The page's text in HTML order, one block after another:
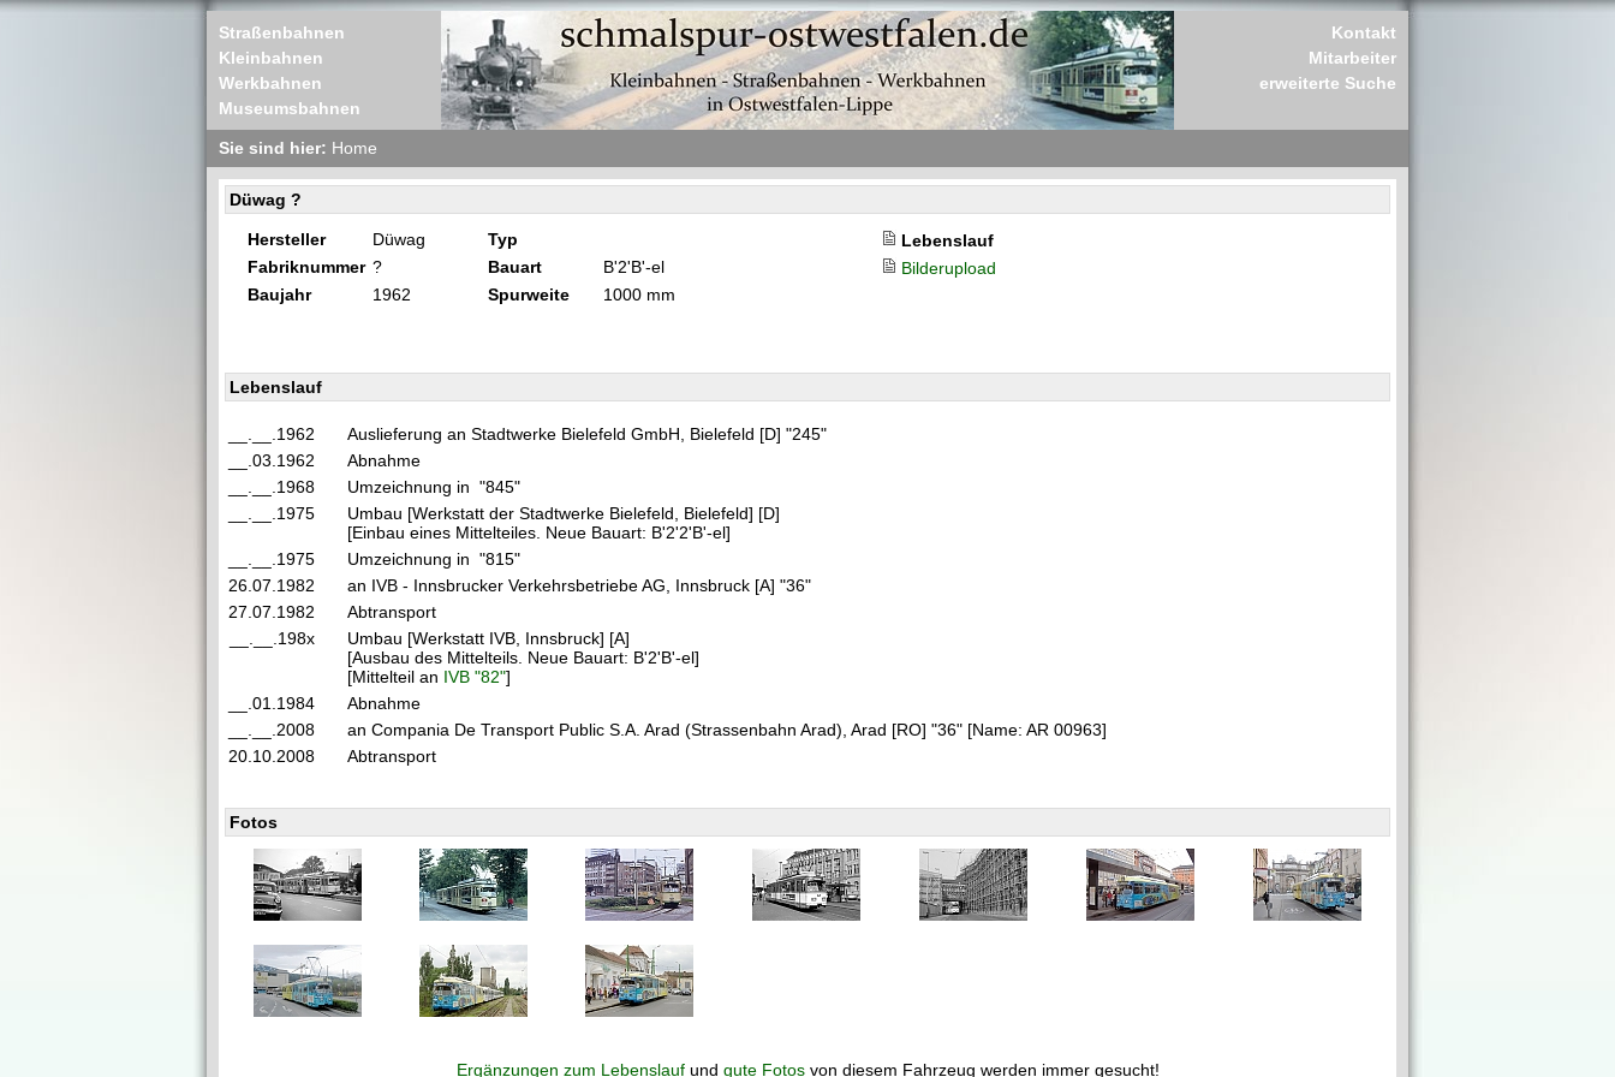
Straßenbahnen
Kleinbahnen
Werkbahnen
Museumsbahnen
Kontakt
Mitarbeiter
erweiterte Suche
Sie sind hier: Home
Düwag ?
Hersteller Düwag Typ
Lebenslauf
Fabriknummer ? Bauart B'2'B'-el
Bilderupload
Baujahr
1962 Spurweite 1000 mm
Lebenslauf
__.__.1962
Auslieferung an Stadtwerke Bielefeld GmbH, Bielefeld [D] "245"
__.03.1962
Abnahme
__.__.1968
Umzeichnung in "845"
__.__.1975
Umbau [Werkstatt der Stadtwerke Bielefeld, Bielefeld] [D]
[Einbau eines Mittelteiles. Neue Bauart: B'2'2'B'-el]
__.__.1975
Umzeichnung in "815"
26.07.1982
an IVB - Innsbrucker Verkehrsbetriebe AG, Innsbruck [A] "36"
27.07.1982
Abtransport
__.__.198x
Umbau [Werkstatt IVB, Innsbruck] [A]
[Ausbau des Mittelteils. Neue Bauart: B'2'B'-el]
[Mittelteil an IVB "82"]
__.01.1984
Abnahme
__.__.2008
an Compania De Transport Public S.A. Arad (Strassenbahn Arad), Arad [RO] "36" [Name: AR 00963]
20.10.2008
Abtransport
Fotos
Ergänzungen zum Lebenslaufund gute Fotosvon diesem Fahrzeug werden immer gesucht!